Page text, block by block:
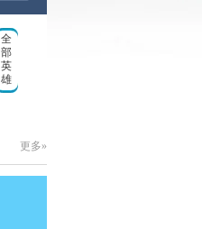
全
部
英
雄
更多»